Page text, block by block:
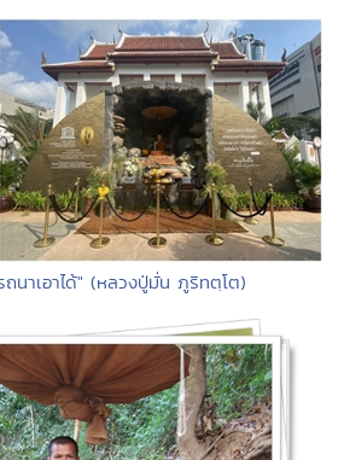
ถนาเอาได้" (หลวงปู่มั่น ภูริทตฺโต)